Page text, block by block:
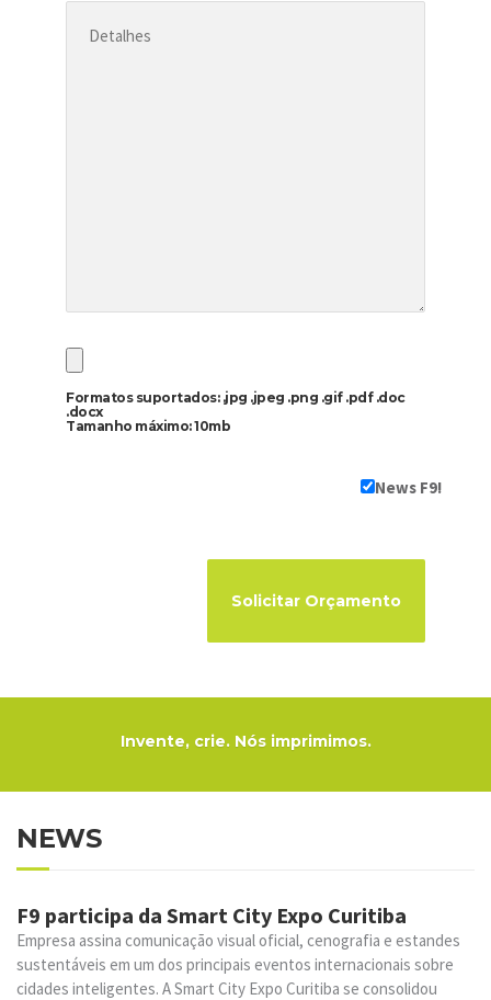
Formatos suportados: .jpg .jpeg .png .gif .pdf .doc
.docx
Tamanho máximo: 10mb
News F9!
Invente, crie. Nós imprimimos.
NEWS
F9 participa da Smart City Expo Curitiba
Empresa assina comunicação visual oficial, cenografia e estandes
sustentáveis em um dos principais eventos internacionais sobre
cidades inteligentes. A Smart City Expo Curitiba se consolidou